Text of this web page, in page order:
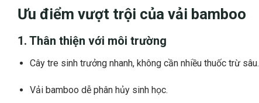
Ưu điểm vượt trội của vải bamboo
1. Thân thiện với môi trường
Cây tre sinh trưởng nhanh, không cần nhiều thuốc trừ sâu.
Vải bamboo dễ phân hủy sinh học.